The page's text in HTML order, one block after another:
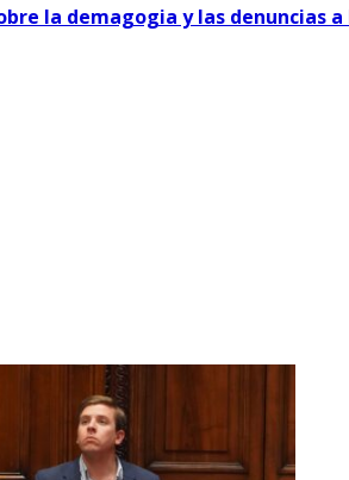
la demagogia y las denuncias